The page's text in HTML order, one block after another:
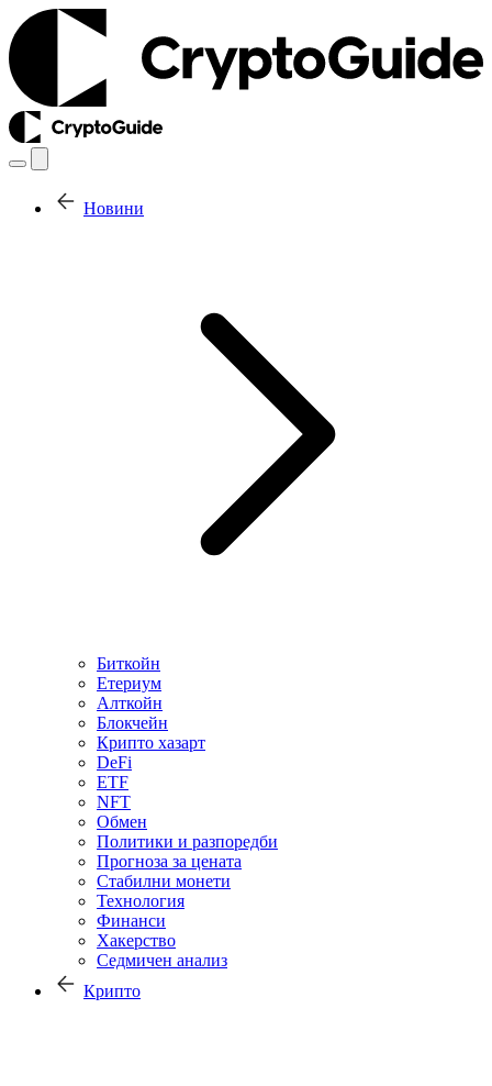
Новини
Биткойн
Етериум
Алткойн
Блокчейн
Крипто хазарт
DeFi
ETF
NFT
Обмен
Политики и разпоредби
Прогноза за цената
Стабилни монети
Технология
Финанси
Хакерство
Седмичен анализ
Крипто